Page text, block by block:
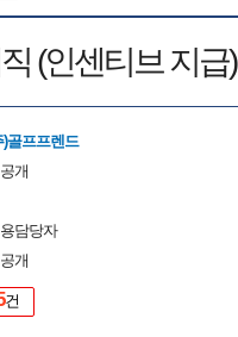
(인센티브 지급)
)골프프렌드
개
담당자
개
건